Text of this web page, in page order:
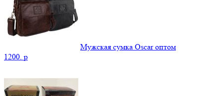
Мужская сумка Oscar оптом
1200. p